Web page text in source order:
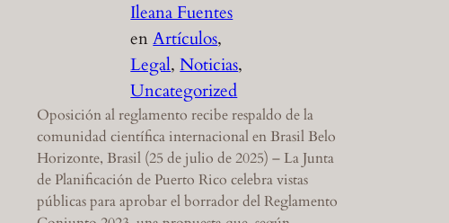
Ileana Fuentes
enArtículos
Legal, Noticias
Uncategorized
Oposición al reglamento recibe respaldo de la
comunidad científica internacional en Brasil Belo
Horizonte, Brasil (25 de julio de 2025) – La Junta
de Planificación de Puerto Rico celebra vistas
públicas para aprobar el borrador del Reglamento